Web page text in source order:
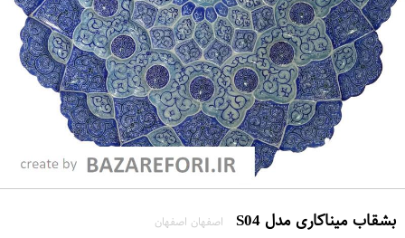
بشقاب میناکاری مدل S04 اصفهان اصفهان